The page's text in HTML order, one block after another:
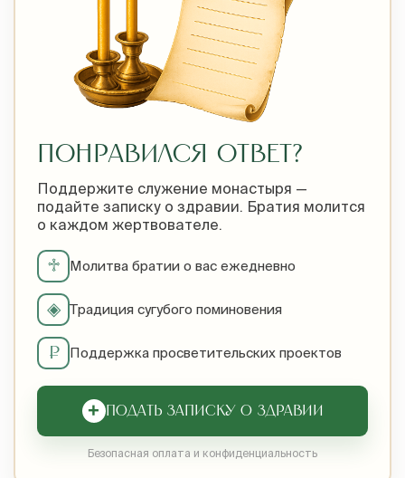
ПОНРАВИЛСЯ ОТВЕТ?
Поддержите служение монастыря —
подайте записку о здравии. Братия молится
о каждом жертвователе.
♱ Молитва братии о вас ежедневно
◈ Традиция сугубого поминовения
₽ Поддержка просветительских проектов
+ ПОДАТЬ ЗАПИСКУ О ЗДРАВИИ
Безопасная оплата и конфиденциальность